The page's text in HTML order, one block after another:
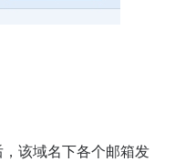
该域名下各个邮箱发